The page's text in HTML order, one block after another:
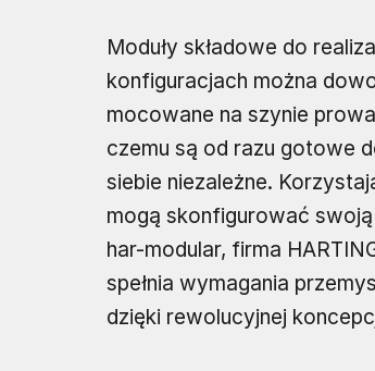
Moduły składowe do
konfiguracjach można
mocowane na szynie
czemu są od razu gotowe
siebie niezależne.
mogą skonfigurować
har-modular, firma
spełnia wymagania
dzięki rewolucyjnej